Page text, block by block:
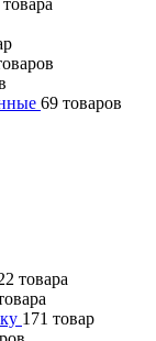
товара
69 товаров
товара
171 товар